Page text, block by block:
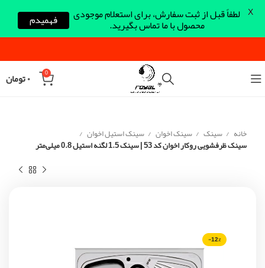
0 ۰تومان
خانه سینک سینک اخوان سینک استیل اخوان
سینک ظرفشویی روکار اخوان کد 53 | سینک 1.5 لگنه استیل 0.8 میلی‌متر
-12%
لطفاً قبل از ثبت سفارش، برای استعلام موجودی
محصول با ما تماس بگیرید. فهمیدم X